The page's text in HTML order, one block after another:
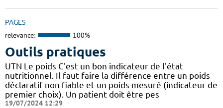
PAGES
relevance: 100%
Outils pratiques
UTN Le poids C'est un bon indicateur de l'état
nutritionnel. Il faut faire la différence entre un poids
déclaratif non fiable et un poids mesuré (indicateur de
premier choix). Un patient doit être pes
19/07/2024 12:29